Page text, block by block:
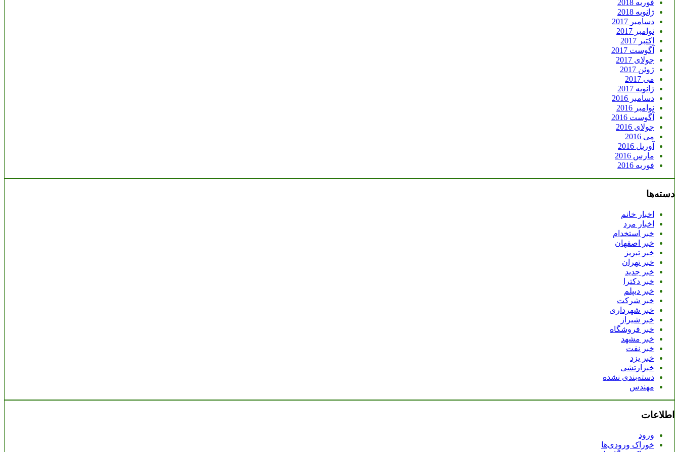
فوریه 2018
ژانویه 2018
دسامبر 2017
نوامبر 2017
اکتبر 2017
آگوست 2017
جولای 2017
ژوئن 2017
می 2017
ژانویه 2017
دسامبر 2016
نوامبر 2016
آگوست 2016
جولای 2016
می 2016
آوریل 2016
مارس 2016
فوریه 2016
دسته‌ها
اخبار خانم
اخبار مرد
خبر استخدام
خبر اصفهان
خبر تبریز
خبر تهران
خبر جدید
خبر دکترا
خبر دیپلم
خبر شرکت
خبر شهرداری
خبر شیراز
خبر فروشگاه
خبر مشهد
خبر نفت
خبر یزد
خبرارتشی
دسته‌بندی نشده
مهندس
اطلاعات
ورود
خوراک ورودی‌ها